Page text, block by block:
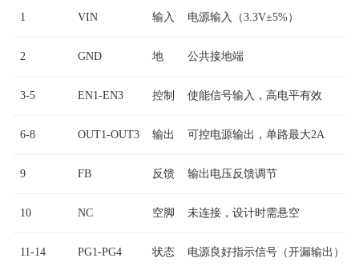
1 VIN 输入 电源输入（3.3V±5%）
2 GND 地 公共接地端
3-5 EN1-EN3 控制 使能信号输入，高电平有效
6-8 OUT1-OUT3 输出 可控电源输出，单路最大2A
9 FB 反馈 输出电压反馈调节
10 NC 空脚 未连接，设计时需悬空
11-14 PG1-PG4 状态 电源良好指示信号（开漏输出）